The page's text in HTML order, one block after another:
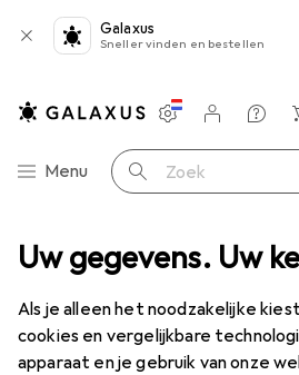
Uw gegevens. Uw
Als je alleen het noodzakelijke
cookies en vergelijkbare
apparaat en je gebruik van onze
Galaxus
Sneller vinden en bestellen
Categorie navigatie
Menu Zoek op
Instellingen
Klantenaccount
Verlanglijstje
Winkelmandje
Batterijen Batterijen
10